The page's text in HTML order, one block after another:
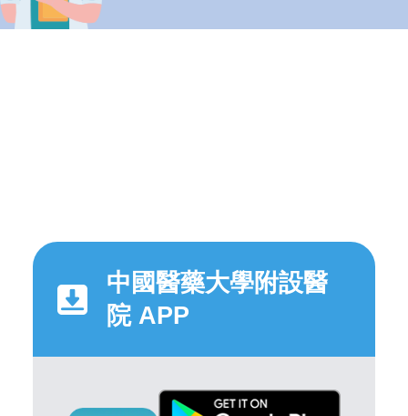
中國醫藥大學附設醫
院 APP